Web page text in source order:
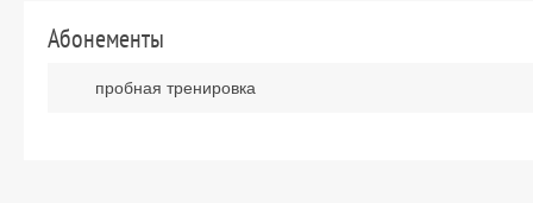
Абонементы
пробная тренировка